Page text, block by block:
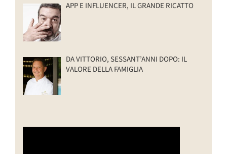
APP E INFLUENCER, IL GRANDE RICATTO
DA VITTORIO, SESSANT’ANNI DOPO: IL
VALORE DELLA FAMIGLIA